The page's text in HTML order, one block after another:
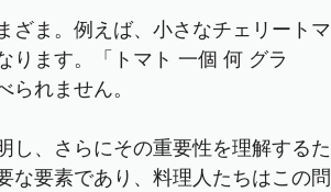
ざま。例えば、小さなチェリートマ
ります。「トマト 一個 何 グラ
れません。
し、さらにその重要性を理解するた
な要素であり、料理人たちはこの問